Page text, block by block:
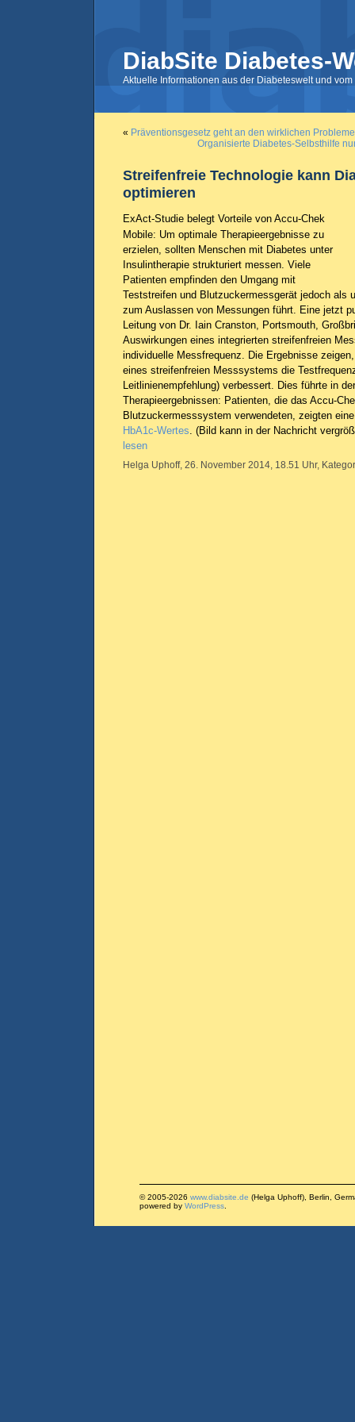
DiabSite Diabetes-
Aktuelle Informationen aus der Diabeteswelt und
« Präventionsgesetz geht an den wirklichen
Organisierte Diabetes-Selbsthilfe
Streifenfreie Technologie kann
optimieren
ExAct-Studie belegt Vorteile von Accu-Chek
Mobile: Um optimale Therapieergebnisse zu
erzielen, sollten Menschen mit Diabetes unter
Insulintherapie strukturiert messen. Viele
Patienten empfinden den Umgang mit
Teststreifen und Blutzuckermessgerät jedoch als
zum Auslassen von Messungen führt. Eine jetzt
Leitung von Dr. Iain Cranston, Portsmouth,
Auswirkungen eines integrierten streifenfreien
individuelle Messfrequenz. Die Ergebnisse
eines streifenfreien Messsystems die
Leitlinienempfehlung) verbessert. Dies führte in
Therapieergebnissen: Patienten, die das Accu-
Blutzuckermesssystem verwendeten, zeigten
HbA1c-Wertes. (Bild kann in der Nachricht
lesen
Helga Uphoff, 26. November 2014, 18.51 Uhr,
© 2005-2026 www.diabsite.de (Helga Uphoff), Berlin,
powered by WordPress.